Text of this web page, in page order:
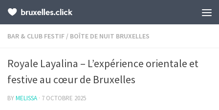
BAR & CLUB FESTIF / BOÎTE DE NUIT BRUXELLES
Royale Layalina – L’expérience orientale et
festive au cœur de Bruxelles
BYMELISSA · 7 OCTOBRE 2025